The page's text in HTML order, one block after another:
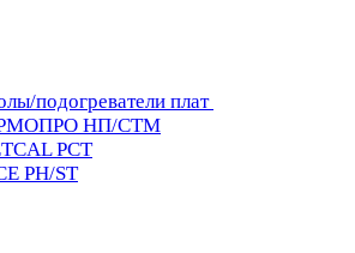
подогреватели плат
НП/СТМ
PCT
PH/ST